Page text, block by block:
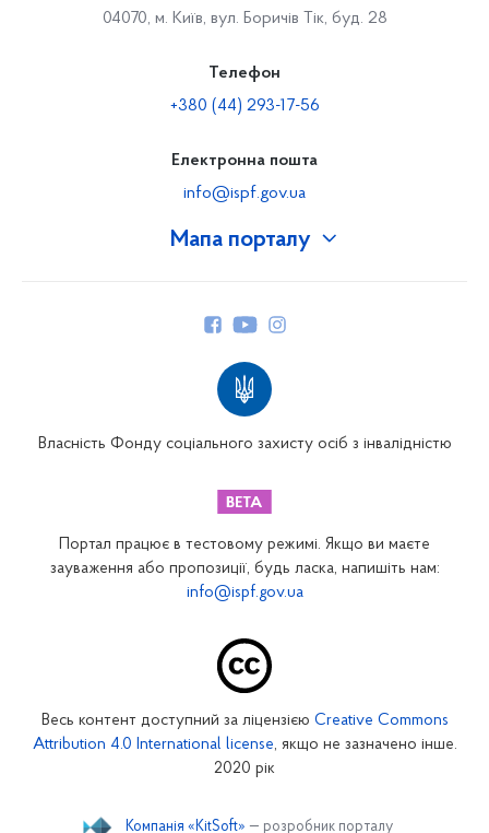
Мапа порталу
Закарпатське відділення
Запорізьке відділення
Кіровоградське відділення
04070, м. Київ, вул. Боричів Тік, буд. 28
Телефон
+380 (44) 293-17-56
Електронна пошта
info@ispf.gov.ua
Власність Фонду соціального захисту осіб з інвалідністю
Портал працює в тестовому режимі. Якщо ви маєте
зауваження або пропозиції, будь ласка, напишіть нам:
info@ispf.gov.ua
Весь контент доступний за ліцензією Creative Commons
Attribution 4.0 International license, якщо не зазначено інше.
2020 рік
Компанія «KitSoft» — розробник порталу